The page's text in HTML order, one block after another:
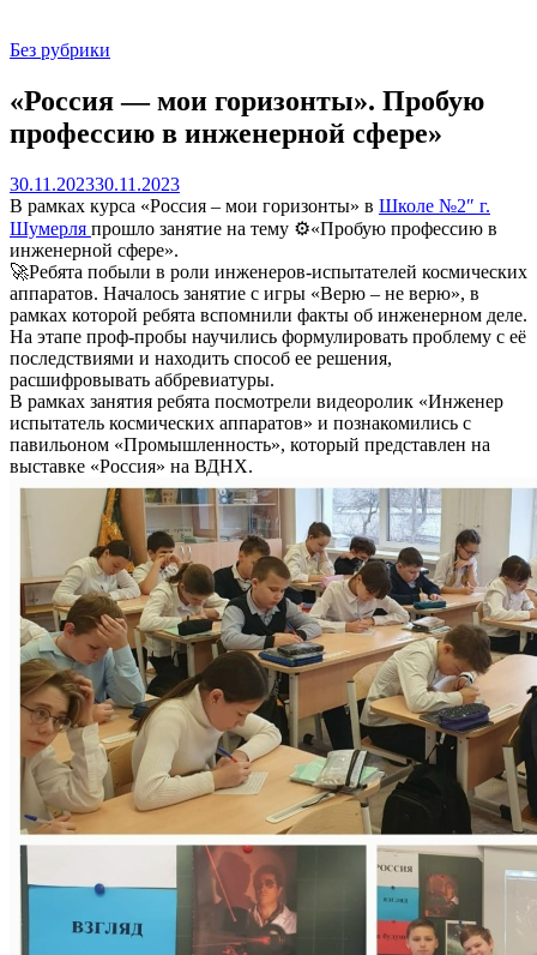
Без рубрики
«Россия — мои горизонты». Пробую
профессию в инженерной сфере»
30.11.202330.11.2023
В рамках курса «Россия – мои горизонты» в Школе №2″ г.
Шумерля прошло занятие на тему ⚙«Пробую профессию в
инженерной сфере».
🚀Ребята побыли в роли инженеров-испытателей космических
аппаратов. Началось занятие с игры «Верю – не верю», в
рамках которой ребята вспомнили факты об инженерном деле.
На этапе проф-пробы научились формулировать проблему с её
последствиями и находить способ ее решения,
расшифровывать аббревиатуры.
В рамках занятия ребята посмотрели видеоролик «Инженер
испытатель космических аппаратов» и познакомились с
павильоном «Промышленность», который представлен на
выставке «Россия» на ВДНХ.